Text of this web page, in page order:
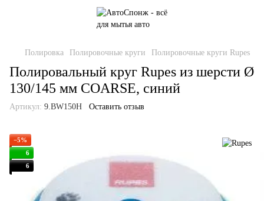
Полировка Полировочные круги Полировочные круги Rupes
Полировальный круг Rupes из шерсти Ø
130/145 мм COARSE, синий
Артикул: 9.BW150H Оставить отзыв
−5%
6
6